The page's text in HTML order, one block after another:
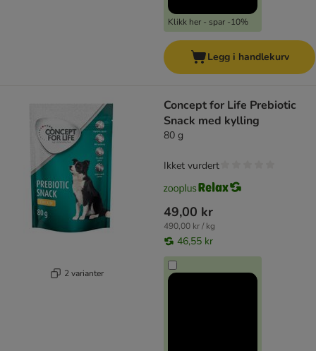
Klikk her - spar -10%
Legg i handlekurv
2 varianter
Concept for Life Prebiotic
Snack med kylling
80 g
49,00 kr
490,00 kr / kg
46,55 kr
Ikket vurdert